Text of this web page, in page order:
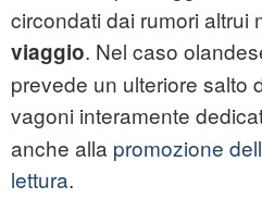
circondati dai rumori altrui
viaggio. Nel caso
prevede un ulteriore salto
vagoni interamente
anche alla promozione
lettura.